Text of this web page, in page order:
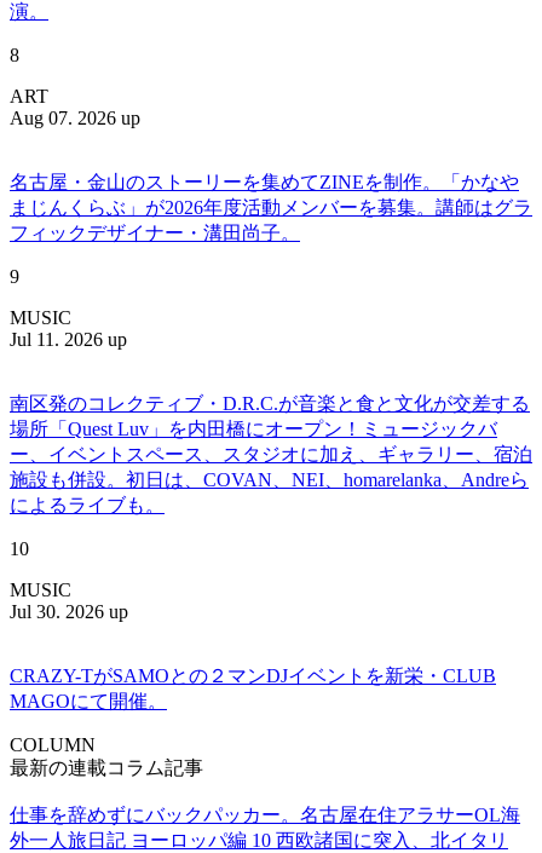
演。
8
ART
Aug 07. 2026 up
名古屋・金山のストーリーを集めてZINEを制作。「かなや
まじんくらぶ」が2026年度活動メンバーを募集。講師はグラ
フィックデザイナー・溝田尚子。
9
MUSIC
Jul 11. 2026 up
南区発のコレクティブ・D.R.C.が⾳楽と⾷と⽂化が交差する
場所「Quest Luv」を内田橋にオープン！ミュージックバ
ー、イベントスペース、スタジオに加え、ギャラリー、宿泊
施設も併設。初日は、COVAN、NEI、homarelanka、Andreら
によるライブも。
10
MUSIC
Jul 30. 2026 up
CRAZY-TがSAMOとの２マンDJイベントを新栄・CLUB
MAGOにて開催。
COLUMN
最新の連載コラム記事
仕事を辞めずにバックパッカー。名古屋在住アラサーOL海
外一人旅日記 ヨーロッパ編 10 西欧諸国に突入、北イタリ